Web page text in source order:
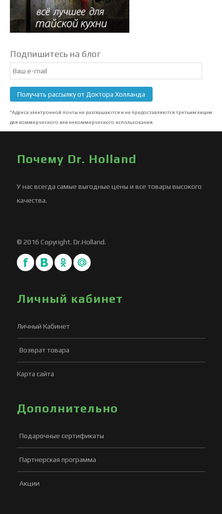
Подпишитесь на блог
Получать рассылку от Доктора Холланда
*Адреса электронной почты не разглашаются и не предоставляются третьим лицам
для коммерческого или некоммерческого использования.
Почему Dr. Holland
У нас всегда самые выгодные цены и все товары высокого
качества.
© 2016 Copyright. Dr.Holland.
Личный кабинет
Личный Кабинет
Возврат товара
Карта сайта
Дополнительно
Подарочные сертификаты
Партнерская программа
Акции